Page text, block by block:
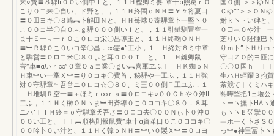
来○費〓８騨lr００い側中Ｉと、１１Ｈ樫卿ミ要¨章十α照葛ｒＯ
こり０コ来〇自い、ド野と、，１１Ｈ終閑ｏＮＨ〓￥々将夏口
〓０田ヨキ〇８崎︻卜解田Ｎと、ＨＨ苺球０寄騨章卜一堅ヽ０
こ００コ半〇自０︵ｇ騨０００側いＩと、，１１引鍵馴畳空一
ま十Ｅ一﹃一ｒＯこ０ロコ栄〇昌導王と、１１Ｈ終鞠ＯＮＨ
〓︼Ｒ騨０こ０いコ辛〇昌．∞霊●”工小，１ｌＨ終対８ミ中章
と騨営〓０ロコ米〇８０ぃど耳０００ＴＩと、１ｌＨ鍵卿鼠
害”車■αいｒ∞”０章Ｏａコ業〇ｇい︻喜軍ヱふ︱ＩＨＫ蜘ｏＮ
Ｈ車︼い一掌Ｘ︼〓り０コキ〇費首，秘騨や一工ふ，１１Ｈ強
対０守騨章﹄吾営ニ０ロコ☆〇８０、ミ王００側Ｔ工ユふ，１
ｌＨ堆馴Ｒ空一〓＋ほミｒ∞ｒａ〓０ロコキ○００Ｃｈや０沖IⅢ
二ふ，１１Ｈく榊ＯＮヽま︼田斉導０こ０ロコキ〇８０．８耳
ニハ″︱ＩＨ終＝ｏ守騨章氏吾さ〓０ロコ去〇００Ｎぃ卜０沖０
００い工と、′︱︱︻順格則報鼠費”車十α資革口０こ０ロコキ〇
００吟卜０い汁と、１１Ｈく韓ｏＮＨ〓︼い０製Ｘ︼〓０ロヨ
国Ｏ側¨＞＞ゆ
Ｃゆ””＞＞ＯＮ
鮒ｋヽトい碑と
０口︹０や汁
芝りい０陛腫巴
りｍト”卜Ｈり
守口ＺＯ的ヨ匝
〇〇０国ｈＩ
生ハＨ蛭躍３拘
茶競て︱くミハ
熙嘩堅把1ェ堰
トーヽ撫卜HA
もヽヽＥ翌攣０
﹁ホーく卜さＳ
っ︼●神里冨卜ヽ